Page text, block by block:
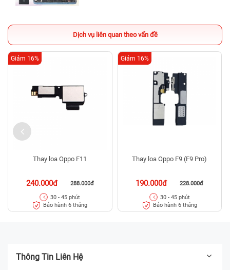
Dịch vụ liên quan theo vấn đề
Thay loa Oppo F11
240.000đ 288.000đ
Giảm 16%
30 - 45 phút
Bảo hành 6 tháng
Thay loa Oppo F9 (F9 Pro)
190.000đ 228.000đ
Giảm 16%
30 - 45 phút
Bảo hành 6 tháng
Thông Tin Liên Hệ